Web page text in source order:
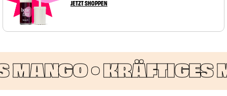
JETZT SHOPPEN
•KRÄFTIGES